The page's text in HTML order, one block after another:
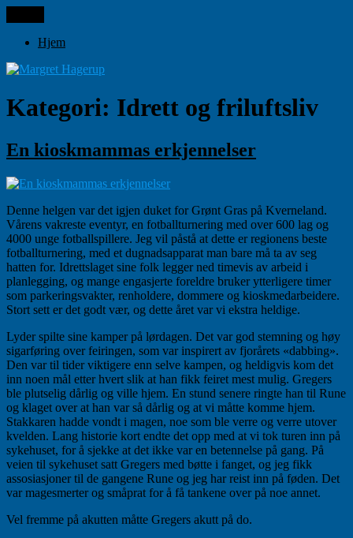
til
innhold
Margret Hagerup
Hjem
Kategori: Idrett og friluftsliv
En kioskmammas erkjennelser
Denne helgen var det igjen duket for Grønt Gras på Kverneland.
Vårens vakreste eventyr, en fotballturnering med over 600 lag og
4000 unge fotballspillere. Jeg vil påstå at dette er regionens beste
fotballturnering, med et dugnadsapparat man bare må ta av seg
hatten for. Idrettslaget sine folk legger ned timevis av arbeid i
planlegging, og mange engasjerte foreldre bruker ytterligere timer
som parkeringsvakter, renholdere, dommere og kioskmedarbeidere.
Stort sett er det godt vær, og dette året var vi ekstra heldige.
Lyder spilte sine kamper på lørdagen. Det var god stemning og høy
sigarføring over feiringen, som var inspirert av fjorårets «dabbing».
Den var til tider viktigere enn selve kampen, og heldigvis kom det
inn noen mål etter hvert slik at han fikk feiret mest mulig. Gregers
ble plutselig dårlig og ville hjem. En stund senere ringte han til Rune
og klaget over at han var så dårlig og at vi måtte komme hjem.
Stakkaren hadde vondt i magen, noe som ble verre og verre utover
kvelden. Lang historie kort endte det opp med at vi tok turen inn på
sykehuset, for å sjekke at det ikke var en betennelse på gang. På
veien til sykehuset satt Gregers med bøtte i fanget, og jeg fikk
assosiasjoner til de gangene Rune og jeg har reist inn på føden. Det
var magesmerter og småprat for å få tankene over på noe annet.
Vel fremme på akutten måtte Gregers akutt på do.